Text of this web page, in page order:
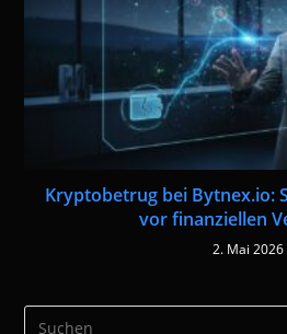
Kryptobetrug bei Bytnex.io:
vor finanziellen
2. Mai 2026